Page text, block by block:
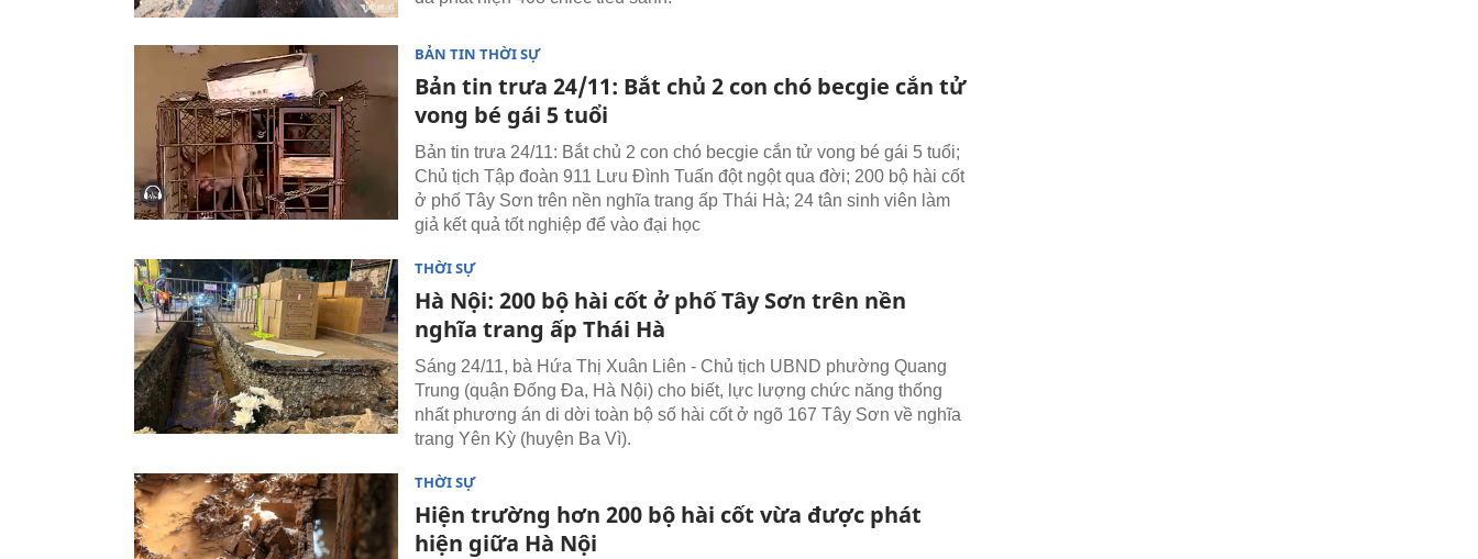
BẢN TIN THỜI SỰ
Bản tin trưa 24/11: Bắt chủ 2 con chó becgie cắn tử
vong bé gái 5 tuổi
Bản tin trưa 24/11: Bắt chủ 2 con chó becgie cắn tử vong bé gái 5 tuổi;
Chủ tịch Tập đoàn 911 Lưu Đình Tuấn đột ngột qua đời; 200 bộ hài cốt
ở phố Tây Sơn trên nền nghĩa trang ấp Thái Hà; 24 tân sinh viên làm
giả kết quả tốt nghiệp để vào đại học
THỜI SỰ
Hà Nội: 200 bộ hài cốt ở phố Tây Sơn trên nền
nghĩa trang ấp Thái Hà
Sáng 24/11, bà Hứa Thị Xuân Liên - Chủ tịch UBND phường Quang
Trung (quận Đống Đa, Hà Nội) cho biết, lực lượng chức năng thống
nhất phương án di dời toàn bộ số hài cốt ở ngõ 167 Tây Sơn về nghĩa
trang Yên Kỳ (huyện Ba Vì).
THỜI SỰ
Hiện trường hơn 200 bộ hài cốt vừa được phát
hiện giữa Hà Nội